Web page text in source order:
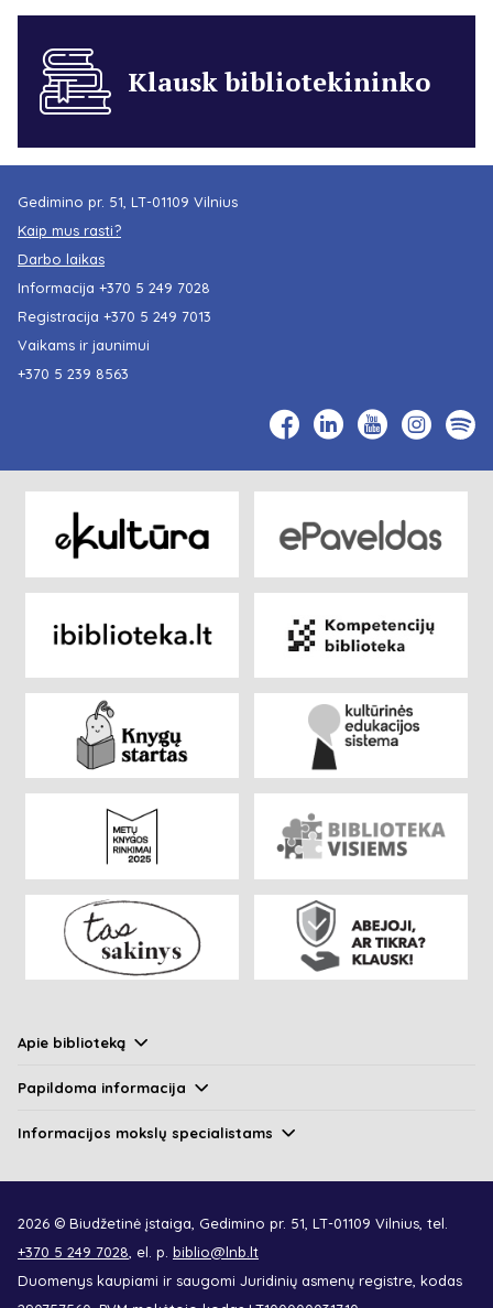
Klausk bibliotekininko
Gedimino pr. 51, LT-01109 Vilnius
Kaip mus rasti?
Darbo laikas
Informacija +370 5 249 7028
Registracija +370 5 249 7013
Vaikams ir jaunimui
+370 5 239 8563
Apie biblioteką
Papildoma informacija
Informacijos mokslų specialistams
2026 © Biudžetinė įstaiga, Gedimino pr. 51, LT-01109 Vilnius, tel.
+370 5 249 7028, el. p. biblio@lnb.lt
Duomenys kaupiami ir saugomi Juridinių asmenų registre, kodas